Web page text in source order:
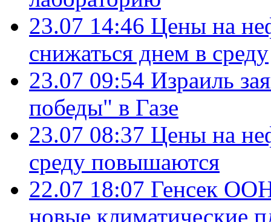
23.07 14:46 Цены на
снижаться днем в среду
23.07 09:54 Израиль
победы" в Газе
23.07 08:37 Цены на
среду повышаются
22.07 18:07 Генсек ООН
новые климатические